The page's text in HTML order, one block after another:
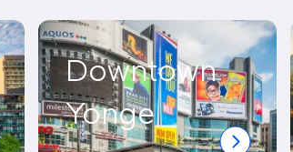
Downtown
Yonge